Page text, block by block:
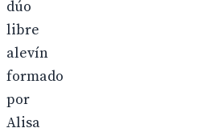
dúo
libre
alevín
formado
por
Alisa